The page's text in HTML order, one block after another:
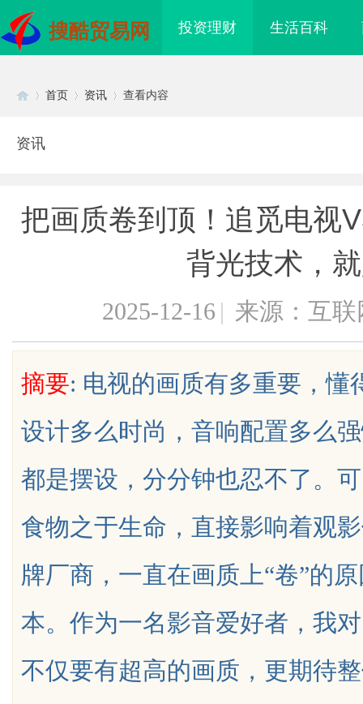
搜酷贸易网 投资理财 生活百科
uz
首页 资讯 查看内容
资讯
把画质卷到顶！追觅电视
背光技术，
2025-12-16 | 来源：互联
摘要: 电视的画质有多重要，懂
设计多么时尚，音响配置多么
都是摆设，分分钟也忍不了。
食物之于生命，直接影响着观
牌厂商，一直在画质上“卷”的
本。作为一名影音爱好者，我
不仅要有超高的画质，更期待
发体系全解析